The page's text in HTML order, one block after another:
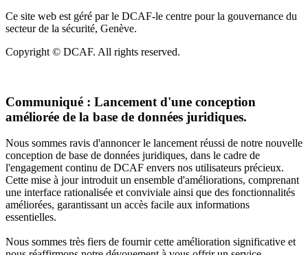
Ce site web est géré par le DCAF-le centre pour la gouvernance du
secteur de la sécurité, Genève.
Copyright © DCAF. All rights reserved.
Communiqué : Lancement d'une conception
améliorée de la base de données juridiques.
Nous sommes ravis d'annoncer le lancement réussi de notre nouvelle
conception de base de données juridiques, dans le cadre de
l'engagement continu de DCAF envers nos utilisateurs précieux.
Cette mise à jour introduit un ensemble d'améliorations, comprenant
une interface rationalisée et conviviale ainsi que des fonctionnalités
améliorées, garantissant un accès facile aux informations
essentielles.
Nous sommes très fiers de fournir cette amélioration significative et